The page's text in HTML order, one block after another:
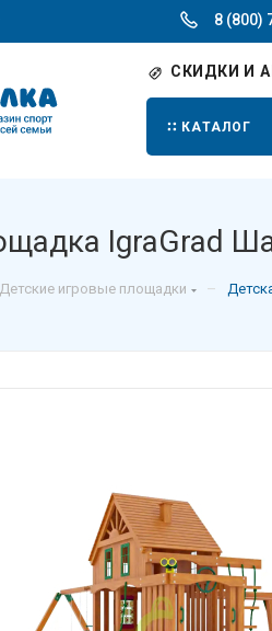
8 (800)
СКИДКИ И
КАТАЛОГ
IgraGrad
Детские игровые площадки –